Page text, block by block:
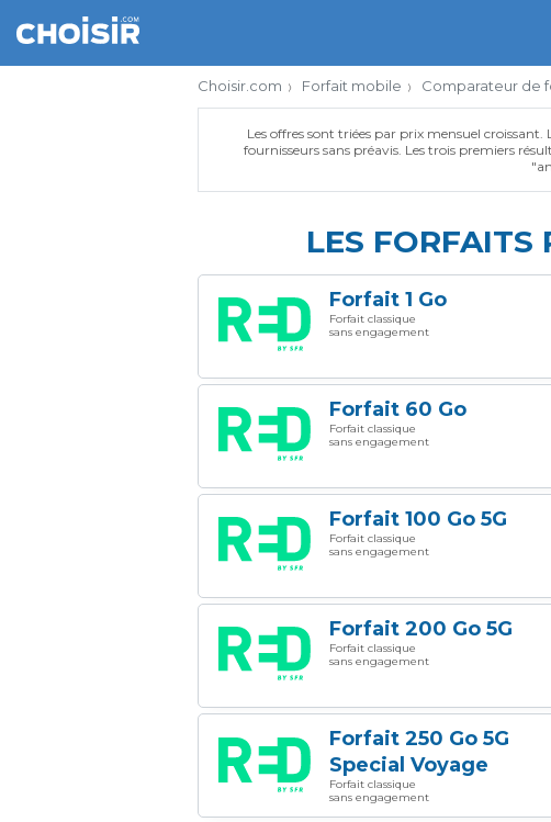
Choisir.com Forfait mobile Comparateur de
Les offres sont triées par prix mensuel
fournisseurs sans préavis. Les trois premiers
LES FORFAITS
Forfait 1 Go
Forfait classique
sans engagement
Forfait 60 Go
Forfait classique
sans engagement
Forfait 100 Go 5G
Forfait classique
sans engagement
Forfait 200 Go 5G
Forfait classique
sans engagement
Forfait 250 Go 5G
Special Voyage
Forfait classique
sans engagement